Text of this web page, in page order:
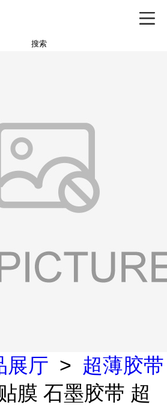
搜索
展厅 > 超薄胶带
膜 石墨胶带 超